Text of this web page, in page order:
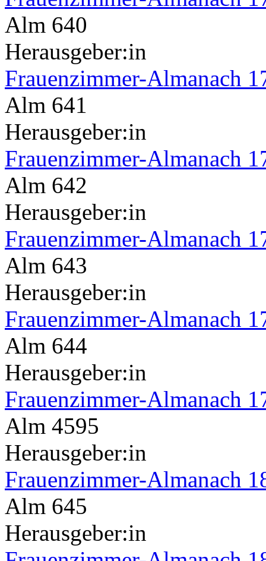
Alm 640
Herausgeber:in
Frauenzimmer-Almanach
Alm 641
Herausgeber:in
Frauenzimmer-Almanach
Alm 642
Herausgeber:in
Frauenzimmer-Almanach
Alm 643
Herausgeber:in
Frauenzimmer-Almanach
Alm 644
Herausgeber:in
Frauenzimmer-Almanach
Alm 4595
Herausgeber:in
Frauenzimmer-Almanach
Alm 645
Herausgeber:in